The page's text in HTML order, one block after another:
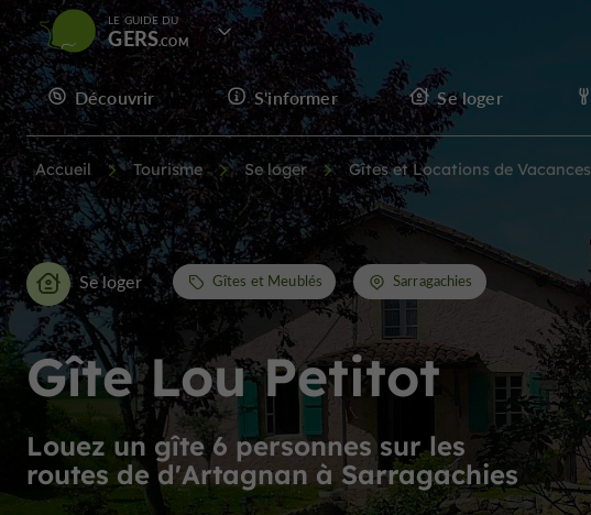
LE GUIDE DU
GERS
Découvrir S'informer Se loger
Accueil Tourisme Se loger Gîtes et Locations de Vacances
Gîte Lou Petitot
Louez un gîte 6 personnes sur les
routes de d'Artagnan à Sarragachies
Se loger Gîtes et Meublés Sarragachies